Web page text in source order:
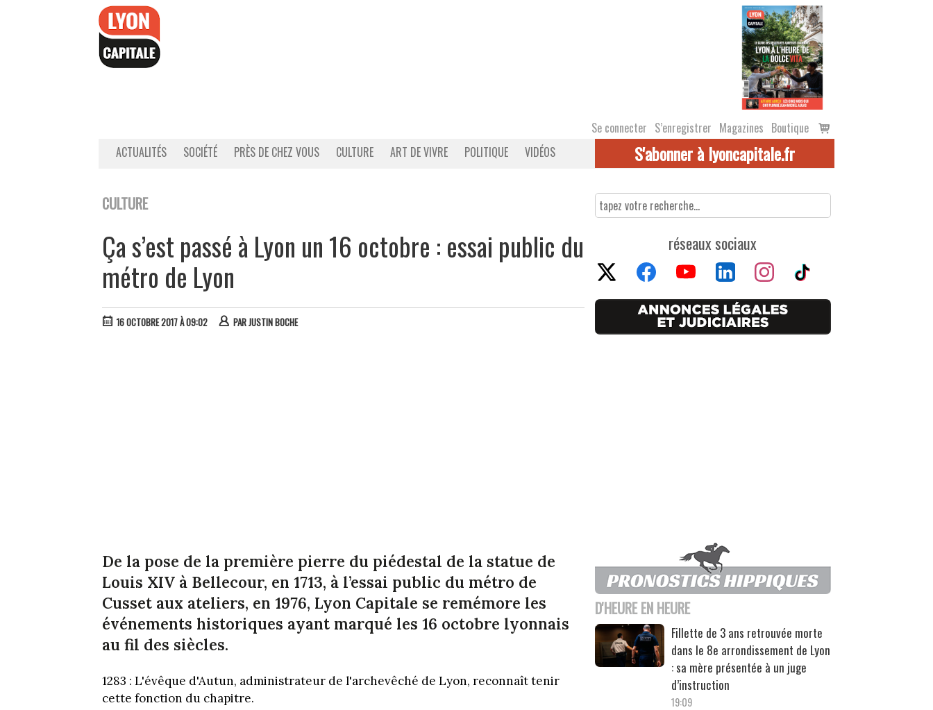
Se connecter S’enregistrer Magazines Boutique
Voir
le
ACTUALITÉS SOCIÉTÉ PRÈS DE CHEZ VOUS CULTURE ART DE VIVRE POLITIQUE VIDÉOS S'abonner à lyoncapitale.fr
CULTURE
Ça s’est passé à Lyon un 16 octobre : essai public du
métro de Lyon
16 OCTOBRE 2017 À 09:02 PARJUSTIN BOCHE
De la pose de la première pierre du piédestal de la statue de
Louis XIV à Bellecour, en 1713, à l’essai public du métro de
Cusset aux ateliers, en 1976, Lyon Capitale se remémore les
événements historiques ayant marqué les 16 octobre lyonnais
au fil des siècles.
1283 : L'évêque d'Autun, administrateur de l'archevêché de Lyon, reconnaît tenir
cette fonction du chapitre.
réseaux sociaux
D'HEURE EN HEURE
Fillette de 3 ans retrouvée morte
dans le 8e arrondissement de Lyon
: sa mère présentée à un juge
d’instruction
19:09